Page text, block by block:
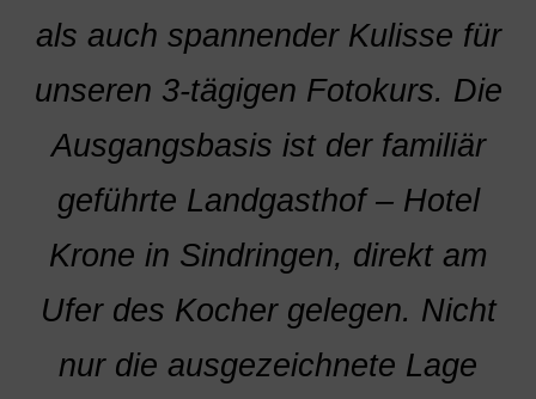
als auch spannender Kulisse für
unseren 3-tägigen Fotokurs. Die
Ausgangsbasis ist der familiär
geführte Landgasthof – Hotel
Krone in Sindringen, direkt am
Ufer des Kocher gelegen. Nicht
nur die ausgezeichnete Lage